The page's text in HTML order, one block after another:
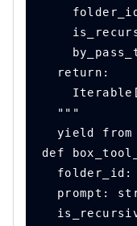
  return:
  """
yield from
def
folder_id:
prompt: